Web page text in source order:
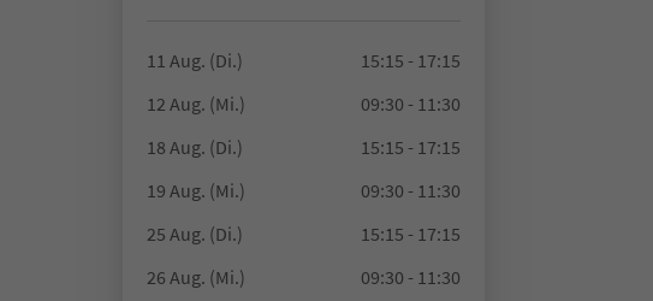
11 Aug. (Di.)
15:15 - 17:15
12 Aug. (Mi.)
09:30 - 11:30
18 Aug. (Di.)
15:15 - 17:15
19 Aug. (Mi.)
09:30 - 11:30
25 Aug. (Di.)
15:15 - 17:15
26 Aug. (Mi.)
09:30 - 11:30